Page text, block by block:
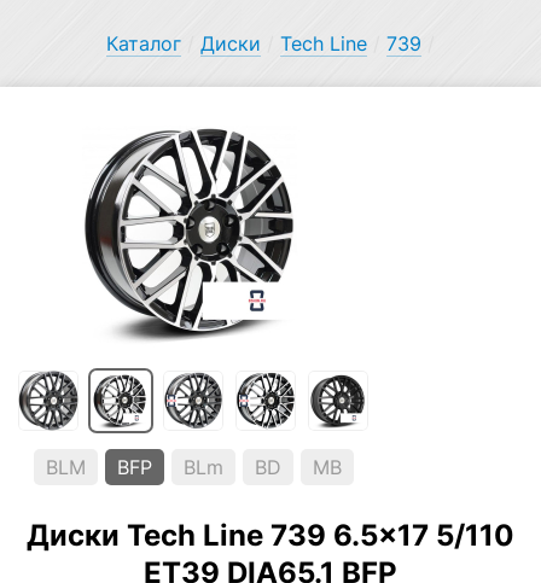
Каталог Диски Tech Line 739
BLM BFP BLm BD MB
Диски Tech Line 739 6.5×17 5/110
ET39 DIA65.1 BFP